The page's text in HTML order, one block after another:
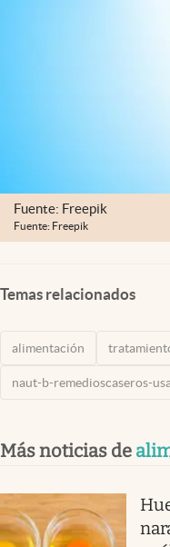
Fuente: Freepik
Fuente: Freepik
Temas relacionados
alimentación
naut-b-remedioscaseros-
Más noticias de